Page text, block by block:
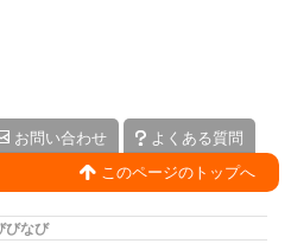
お問い合わせ
よくある質問
このページのトップへ
びなび